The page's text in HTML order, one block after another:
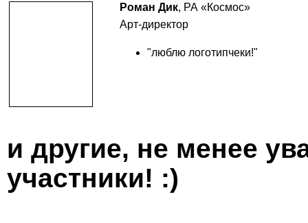
Роман Дик, РА «Космос»
Арт-директор
"люблю логотипчеки!"
и другие, не менее
участники! :)